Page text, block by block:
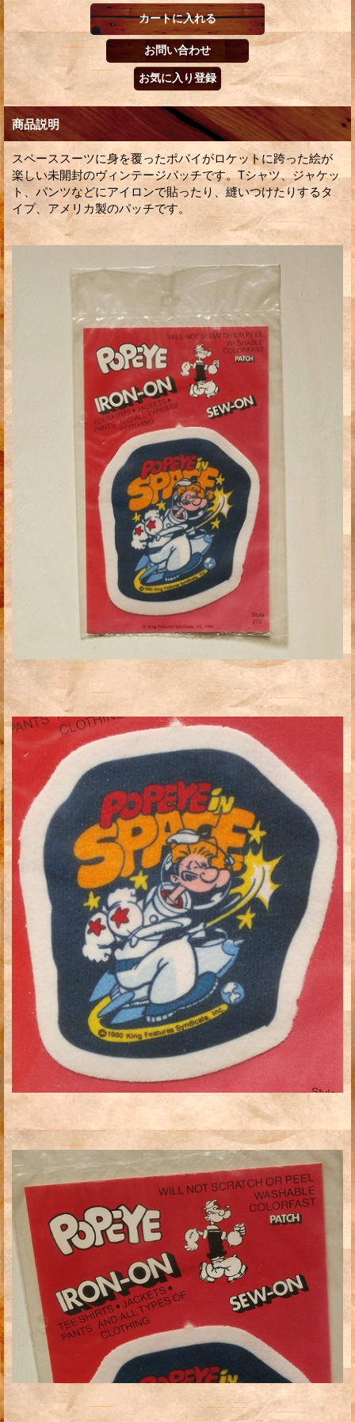
商品説明
スペーススーツに身を覆ったポパイがロケットに跨った絵が
楽しい未開封のヴィンテージパッチです。Tシャツ、ジャケッ
ト、パンツなどにアイロンで貼ったり、縫いつけたりするタ
イプ、アメリカ製のパッチです。